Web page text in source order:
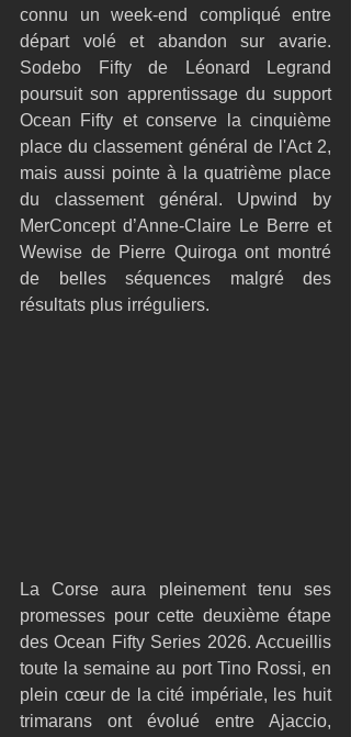
connu un week-end compliqué entre
départ volé et abandon sur avarie.
Sodebo Fifty de Léonard Legrand
poursuit son apprentissage du support
Ocean Fifty et conserve la cinquième
place du classement général de l'Act 2,
mais aussi pointe à la quatrième place
du classement général. Upwind by
MerConcept d’Anne-Claire Le Berre et
Wewise de Pierre Quiroga ont montré
de belles séquences malgré des
résultats plus irréguliers.
La Corse aura pleinement tenu ses
promesses pour cette deuxième étape
des Ocean Fifty Series 2026. Accueillis
toute la semaine au port Tino Rossi, en
plein cœur de la cité impériale, les huit
trimarans ont évolué entre Ajaccio,